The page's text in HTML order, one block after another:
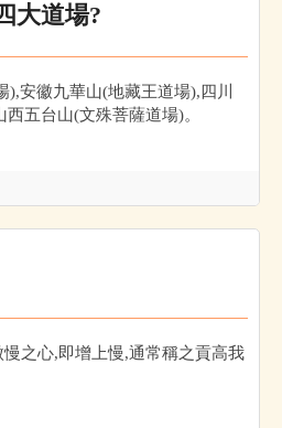
大道場?
安徽九華山(地藏王道場),四川
五台山(文殊菩薩道場)。
之心,即增上慢,通常稱之貢高我